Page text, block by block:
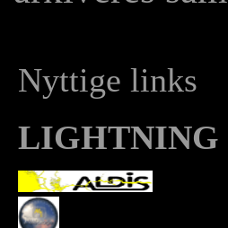
Nyttige links
LIGHTNING